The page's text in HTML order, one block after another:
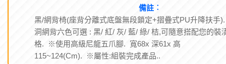
備註︰
黑/網背椅(座背分離式底盤無段鎖定+摺疊式PU升降扶手
洞網背六色可選 : 黑/ 紅/ 灰/ 藍/ 綠/ 桔,可隨意搭配您的裝
格. ※使用高級尼龍五爪腳. 寬68x 深61x 高
115~124(Cm). ※屬性:組裝完成產品..